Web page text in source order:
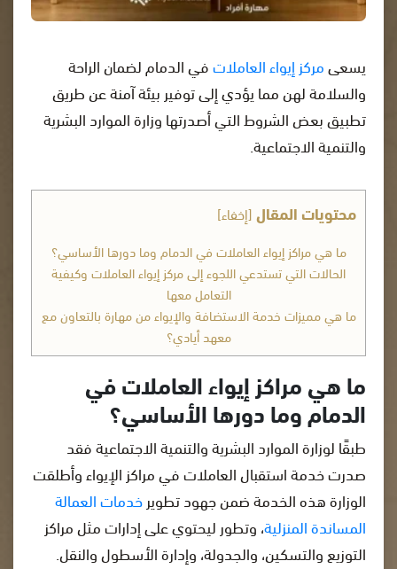
يسعىمركز إيواء العاملاتفي الدمام لضمان الراحة
والسلامة لهن مما يؤدي إلى توفير بيئة آمنة عن طريق
تطبيق بعض الشروط التي أصدرتها وزارة الموارد البشرية
والتنمية الاجتماعية.
محتويات المقال[إخفاء]
ما هي مراكز إيواء العاملات في الدمام وما دورها الأساسي؟
الحالات التي تستدعي اللجوء إلى مركز إيواء العاملات وكيفية
التعامل معها
ما هي مميزات خدمة الاستضافة والإيواء من مهارة بالتعاون مع
معهد أيادي؟
ما هي مراكز إيواء العاملات في
الدمام وما دورها الأساسي؟
طبقًا لوزارة الموارد البشرية والتنمية الاجتماعية فقد
صدرت خدمة استقبال العاملات في مراكز الإيواء وأطلقت
الوزارة هذه الخدمة ضمن جهود تطويرخدمات العمالة
المساندة المنزلية، وتطور ليحتوي على إدارات مثل مراكز
التوزيع والتسكين، والجدولة، وإدارة الأسطول والنقل.